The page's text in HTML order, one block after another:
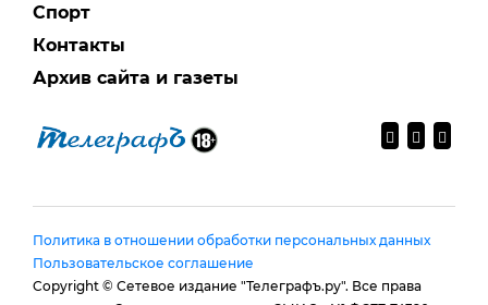
Спорт
Контакты
Архив сайта и газеты
Политика в отношении обработки персональных данных
Пользовательское соглашение
Copyright © Сетевое издание "Телеграфъ.ру". Все права